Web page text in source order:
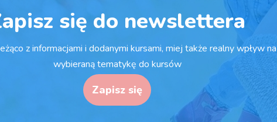
się do newslettera
z informacjami i dodanymi kursami, miej także realny wpływ na
wybieraną tematykę do kursów
Zapisz się